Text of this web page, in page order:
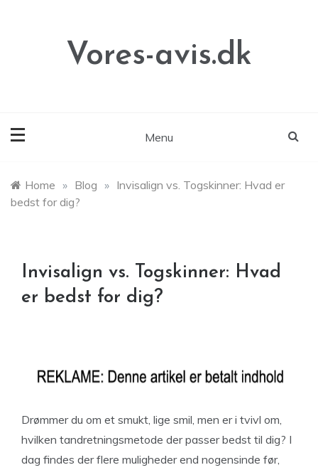
Vores-avis.dk
Menu
Home » Blog » Invisalign vs. Togskinner: Hvad er
bedst for dig?
Invisalign vs. Togskinner: Hvad
er bedst for dig?
Drømmer du om et smukt, lige smil, men er i tvivl om,
hvilken tandretningsmetode der passer bedst til dig? I
dag findes der flere muligheder end nogensinde før,